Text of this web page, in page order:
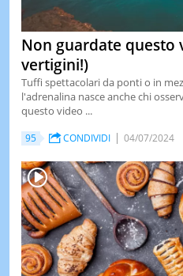
Non guardate questo
vertigini!)
Tuffi spettacolari da ponti o in
l'adrenalina nasce anche chi
questo video ...
95 CONDIVIDI 04/07/2024